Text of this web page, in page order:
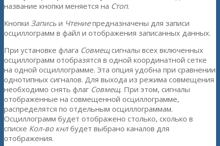
название кнопки меняется на Стоп.
Кнопки Запись и Чтениепредназначены для записи
осциллограмм в файл и отображения записанных данных.
При установке флага Совмещсигналы всех включенных
осциллограмм отобразятся в одной координатной сетке
на одной осциллограмме. Эта опция удобна при сравнении
однотипных сигналов. Для выхода из режима совмещения
необходимо снять флаг Совмещ. При этом, сигналы
отображенные на совмещенной осциллограмме,
распределятся по отдельным осциллограммам.
Осциллограмм будет отображено столько, сколько в
списке Кол-во кнлбудет выбрано каналов для
отображения.